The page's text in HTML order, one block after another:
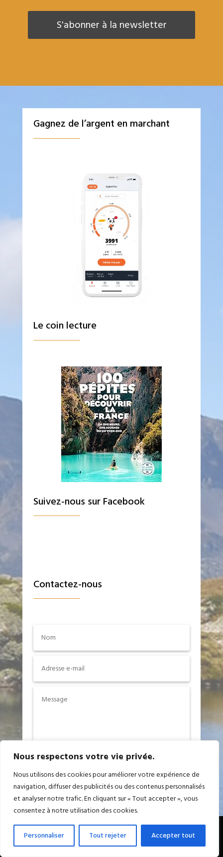
Nous respectons votre vie privée.
Nous utilisons des cookies pour améliorer votre expérience de
navigation, diffuser des publicités ou des contenus personnalisés
et analyser notre trafic. En cliquant sur « Tout accepter », vous
consentez à notre utilisation des cookies.
Personnaliser Tout rejeter Accepter tout
Gagnez de l’argent en marchant
Le coin lecture
Suivez-nous sur Facebook
Contactez-nous
Envoi
Copyright © Randos-passion.com